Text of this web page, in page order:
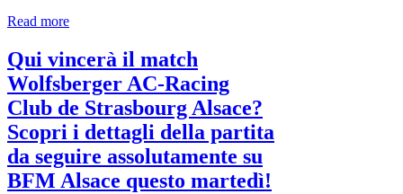
Read more
Qui vincerà il match
Wolfsberger AC-Racing
Club de Strasbourg Alsace?
Scopri i dettagli della partita
da seguire assolutamente su
BFM Alsace questo martedì!